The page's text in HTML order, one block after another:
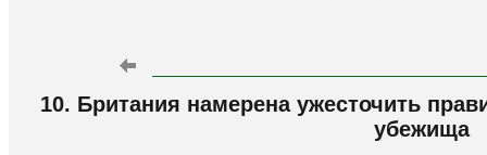
10. Британия намерена ужесточить
убежища